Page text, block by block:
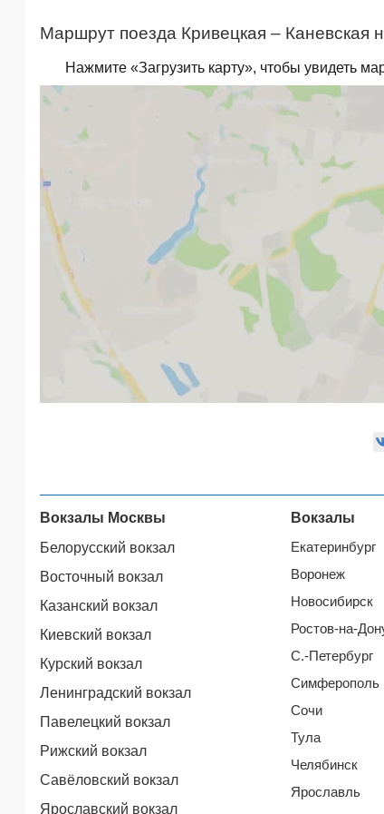
Маршрут поезда Кривецкая – Каневская
Нажмите «Загрузить карту», чтобы увидеть
Вокзалы Москвы
Белорусский вокзал
Восточный вокзал
Казанский вокзал
Киевский вокзал
Курский вокзал
Ленинградский вокзал
Павелецкий вокзал
Рижский вокзал
Савёловский вокзал
Ярославский вокзал
Вокзалы
Екатеринбург
Воронеж
Новосибирск
Ростов-на-
С.-Петербург
Симферополь
Сочи
Тула
Челябинск
Ярославль